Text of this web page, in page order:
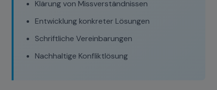
Klärung von Missverständnissen
Entwicklung konkreter Lösungen
Schriftliche Vereinbarungen
Nachhaltige Konfliktlösung